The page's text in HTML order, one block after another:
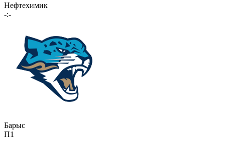
Нефтехимик
-:-
Барыс
П1